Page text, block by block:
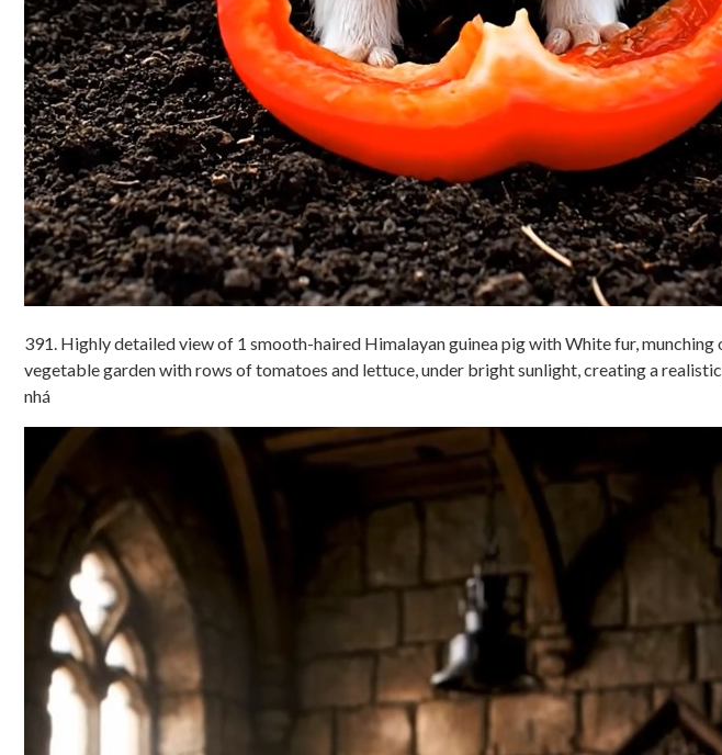
391. Highly detailed view of 1 smooth-haired Himalayan guinea pig with White fur, munching
vegetable garden with rows of tomatoes and lettuce, under bright sunlight, creating a
nhá